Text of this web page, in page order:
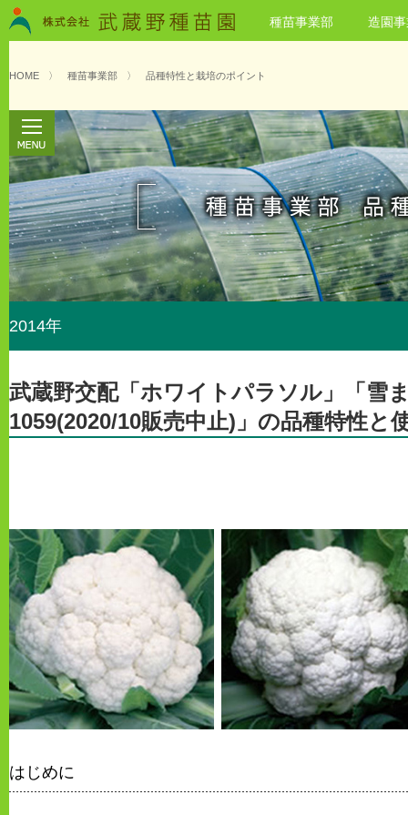
種苗事業部 造園
HOME 〉 種苗事業部 〉 品種特性と栽培のポイント
2014年
武蔵野交配「ホワイトパラソル」「雪
1059(2020/10販売中止)」の品種特性と
はじめに